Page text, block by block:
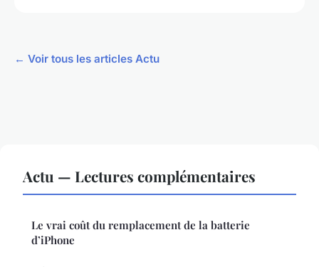
← Voir tous les articles Actu
Actu — Lectures complémentaires
Le vrai coût du remplacement de la batterie
d’iPhone